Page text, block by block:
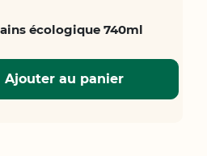
écologique 740ml
Ajouter au panier